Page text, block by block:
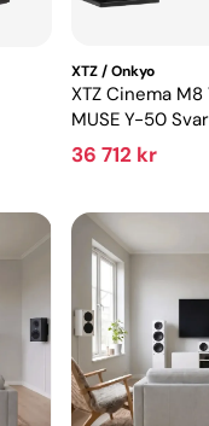
XTZ / Onkyo
XTZ Cinema
MUSE Y-50
36 712 kr